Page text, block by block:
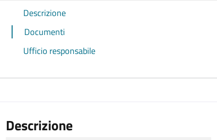
Descrizione
Documenti
Ufficio responsabile
Descrizione